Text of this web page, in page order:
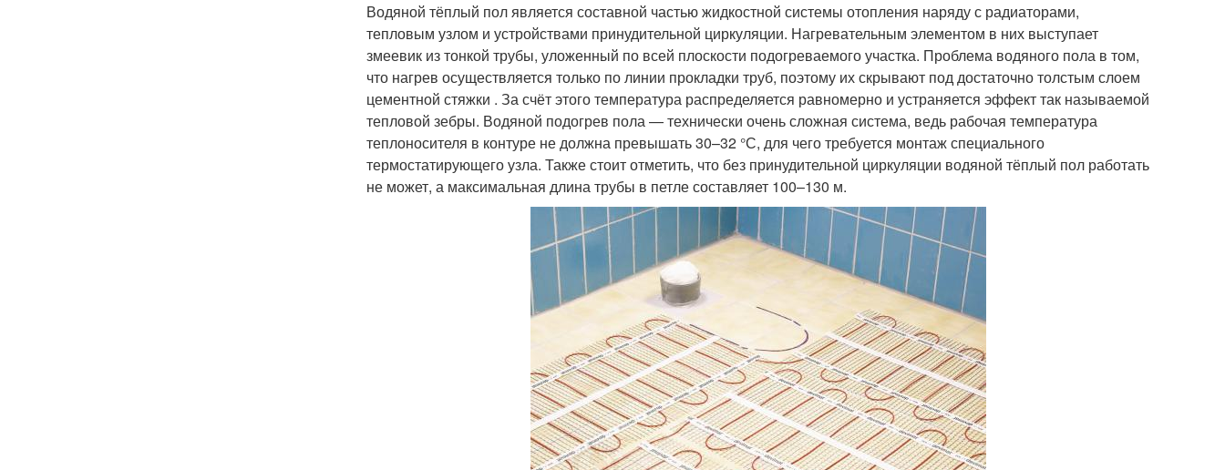
Водяной тёплый пол является составной частью жидкостной системы отопления наряду с радиаторами,
тепловым узлом и устройствами принудительной циркуляции. Нагревательным элементом в них выступает
змеевик из тонкой трубы, уложенный по всей плоскости подогреваемого участка. Проблема водяного пола в том,
что нагрев осуществляется только по линии прокладки труб, поэтому их скрывают под достаточно толстым слоем
цементной стяжки . За счёт этого температура распределяется равномерно и устраняется эффект так называемой
тепловой зебры. Водяной подогрев пола — технически очень сложная система, ведь рабочая температура
теплоносителя в контуре не должна превышать 30–32 °С, для чего требуется монтаж специального
термостатирующего узла. Также стоит отметить, что без принудительной циркуляции водяной тёплый пол работать
не может, а максимальная длина трубы в петле составляет 100–130 м.